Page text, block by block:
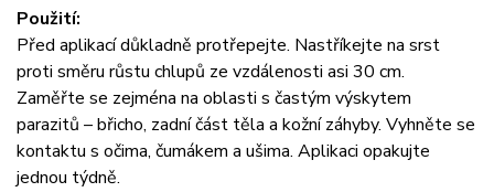
Použití:
Před aplikací důkladně protřepejte. Nastříkejte na srst
proti směru růstu chlupů ze vzdálenosti asi 30 cm.
Zaměřte se zejména na oblasti s častým výskytem
parazitů – břicho, zadní část těla a kožní záhyby. Vyhněte se
kontaktu s očima, čumákem a ušima. Aplikaci opakujte
jednou týdně.